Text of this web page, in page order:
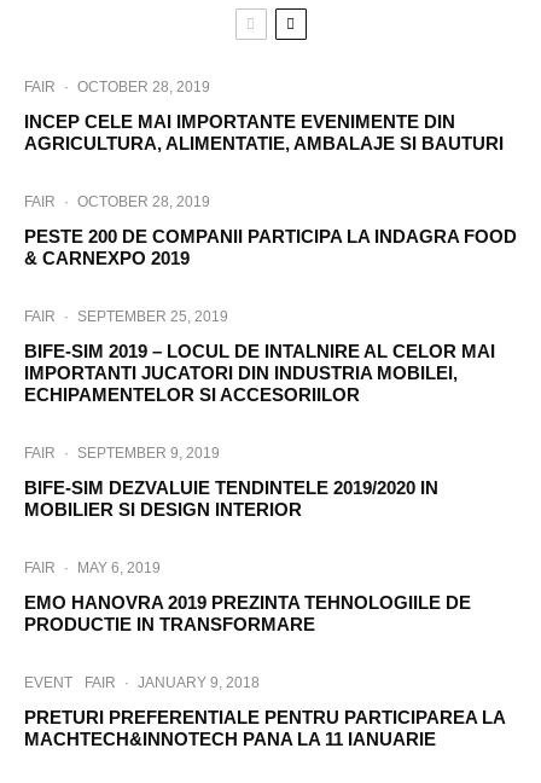
FAIR · OCTOBER 28, 2019
INCEP CELE MAI IMPORTANTE EVENIMENTE DIN
AGRICULTURA, ALIMENTATIE, AMBALAJE SI BAUTURI
FAIR · OCTOBER 28, 2019
PESTE 200 DE COMPANII PARTICIPA LA INDAGRA FOOD
& CARNEXPO 2019
FAIR · SEPTEMBER 25, 2019
BIFE-SIM 2019 – LOCUL DE INTALNIRE AL CELOR MAI
IMPORTANTI JUCATORI DIN INDUSTRIA MOBILEI,
ECHIPAMENTELOR SI ACCESORIILOR
FAIR · SEPTEMBER 9, 2019
BIFE-SIM DEZVALUIE TENDINTELE 2019/2020 IN
MOBILIER SI DESIGN INTERIOR
FAIR · MAY 6, 2019
EMO HANOVRA 2019 PREZINTA TEHNOLOGIILE DE
PRODUCTIE IN TRANSFORMARE
EVENT FAIR · JANUARY 9, 2018
PRETURI PREFERENTIALE PENTRU PARTICIPAREA LA
MACHTECH&INNOTECH PANA LA 11 IANUARIE